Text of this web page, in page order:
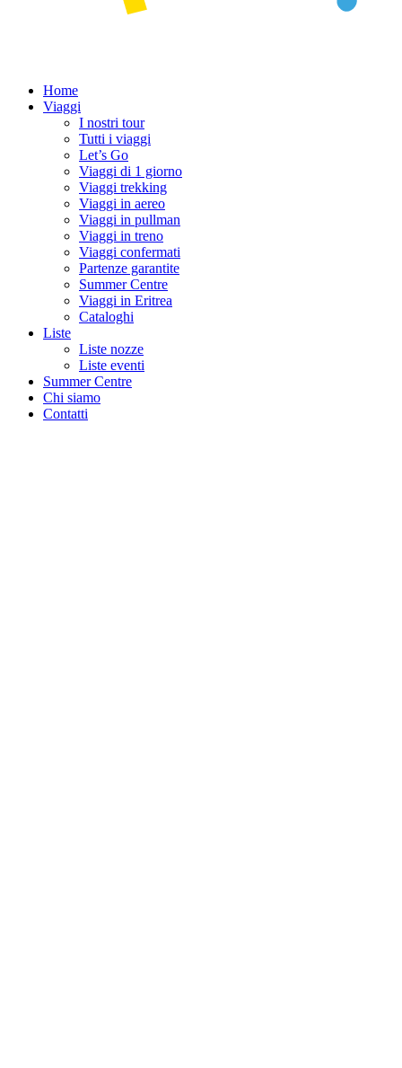
Home
Viaggi
I nostri tour
Tutti i viaggi
Let’s Go
Viaggi di 1 giorno
Viaggi trekking
Viaggi in aereo
Viaggi in pullman
Viaggi in treno
Viaggi confermati
Partenze garantite
Summer Centre
Viaggi in Eritrea
Cataloghi
Liste
Liste nozze
Liste eventi
Summer Centre
Chi siamo
Contatti